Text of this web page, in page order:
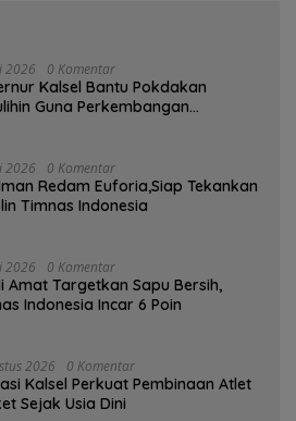
2026 0 Komentar
Kalsel Bantu Pokdakan
Guna Perkembangan
2026 0 Komentar
Redam Euforia,Siap Tekankan
Timnas Indonesia
2026 0 Komentar
Amat Targetkan Sapu Bersih,
Indonesia Incar 6 Poin
2026 0 Komentar
Kalsel Perkuat Pembinaan Atlet
Sejak Usia Dini